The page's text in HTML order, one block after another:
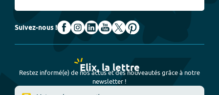
Suivez-nous !
Elix, la lettre
Restez informé(e) de nos actus et des nouveautés grâce à notre
newsletter !